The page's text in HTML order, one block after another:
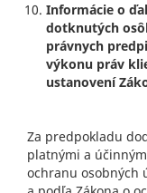
Informácie o
dotknutých
právnych
výkonu práv
ustanovení
Za predpokladu
platnými a
ochranu osobných